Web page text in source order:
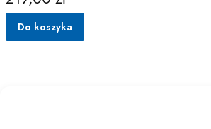
Do koszyka